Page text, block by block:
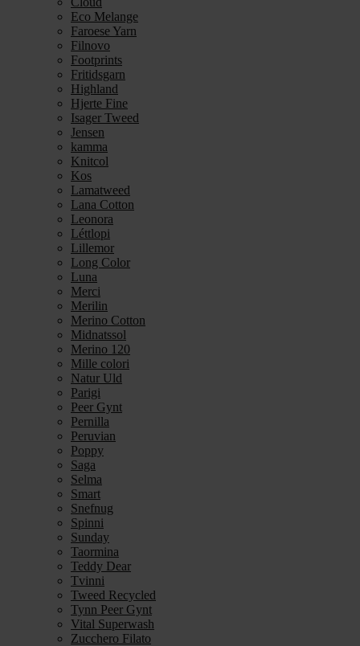
Eco Melange
Faroese Yarn
Filnovo
Footprints
Fritidsgarn
Highland
Hjerte Fine
Isager Tweed
Jensen
kamma
Knitcol
Kos
Lamatweed
Lana Cotton
Leonora
Léttlopi
Lillemor
Long Color
Luna
Merci
Merilin
Merino Cotton
Midnatssol
Merino 120
Mille colori
Natur Uld
Parigi
Peer Gynt
Pernilla
Peruvian
Poppy
Saga
Selma
Smart
Snefnug
Spinni
Sunday
Taormina
Teddy Dear
Tvinni
Tweed Recycled
Tynn Peer Gynt
Vital Superwash
Zucchero Filato